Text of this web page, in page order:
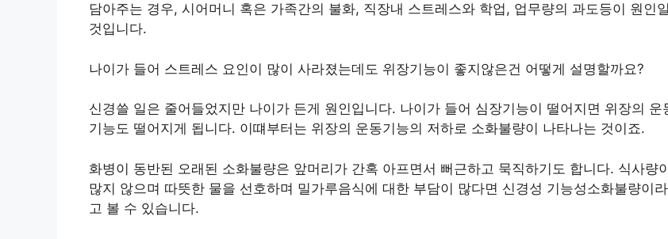
담아주는 경우, 시어머니 혹은 가족간의 불화, 직장내 스트레스와 학업, 업무량의 과도등이 원인일
것입니다.
나이가 들어 스트레스 요인이 많이 사라졌는데도 위장기능이 좋지않은건 어떻게 설명할까요?
신경쓸 일은 줄어들었지만 나이가 든게 원인입니다. 나이가 들어 심장기능이 떨어지면 위장의 운
기능도 떨어지게 됩니다. 이떄부터는 위장의 운동기능의 저하로 소화불량이 나타나는 것이죠.
화병이 동반된 오래된 소화불량은 앞머리가 간혹 아프면서 뻐근하고 묵직하기도 합니다. 식사량
많지 않으며 따뜻한 물을 선호하며 밀가루음식에 대한 부담이 많다면 신경성 기능성소화불량이라
고 볼 수 있습니다.